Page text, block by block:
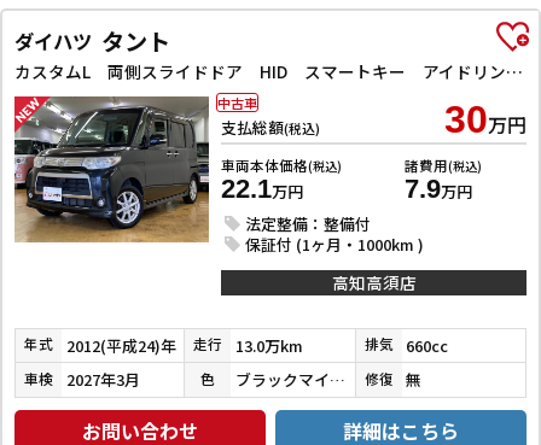
ダイハツ タント
カスタムL 両側スライドドア HID スマートキー アイドリングストップ 電動格納ミラー ベンチシート CVT 盗難防止システム ABS アルミホイール 衝突安全ボディ エアコン パワーステアリング
支払総額(税込) 30万円
車両本体価格(税込)
22.1万円
諸費用(税込)
7.9万円
法定整備：整備付
保証付 (1ヶ月・1000km )
中古車
高知高須店
年式 2012(平成24)年 走行 13.0万km 排気 660cc
車検 2027年3月 色 ブラックマイカメタリック 修復 無
お問い合わせ 詳細はこちら